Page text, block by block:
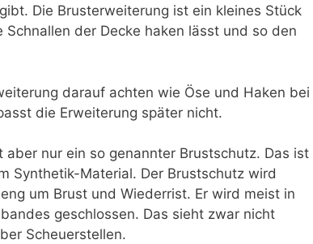
Die Brusterweiterung ist ein kleines Stück
der Decke haken lässt und so den
darauf achten wie Öse und Haken bei
die Erweiterung später nicht.
nur ein so genannter Brustschutz. Das ist
Synthetik-Material. Der Brustschutz wird
um Brust und Wiederrist. Er wird meist in
geschlossen. Das sieht zwar nicht
Scheuerstellen.